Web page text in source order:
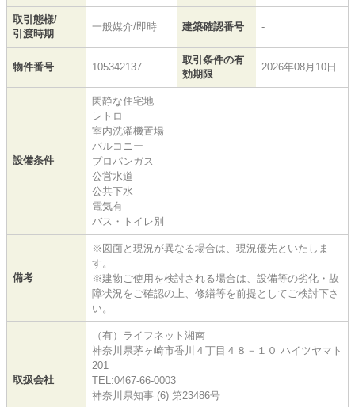
取引態様/
引渡時期
一般媒介/即時 建築確認番号 -
物件番号 105342137
取引条件の有
効期限
2026年08月10日
設備条件
閑静な住宅地
レトロ
室内洗濯機置場
バルコニー
プロパンガス
公営水道
公共下水
電気有
バス・トイレ別
備考
※図面と現況が異なる場合は、現況優先といたしま
す。
※建物ご使用を検討される場合は、設備等の劣化・故
障状況をご確認の上、修繕等を前提としてご検討下さ
い。
取扱会社
（有）ライフネット湘南
神奈川県茅ヶ崎市香川４丁目４８－１０ ハイツヤマト
201
TEL:0467-66-0003
神奈川県知事 (6) 第23486号